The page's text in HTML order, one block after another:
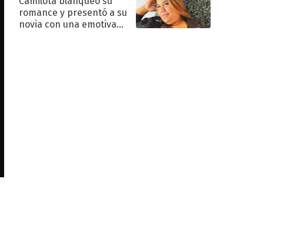
romance y presentó a su
novia con una emotiva